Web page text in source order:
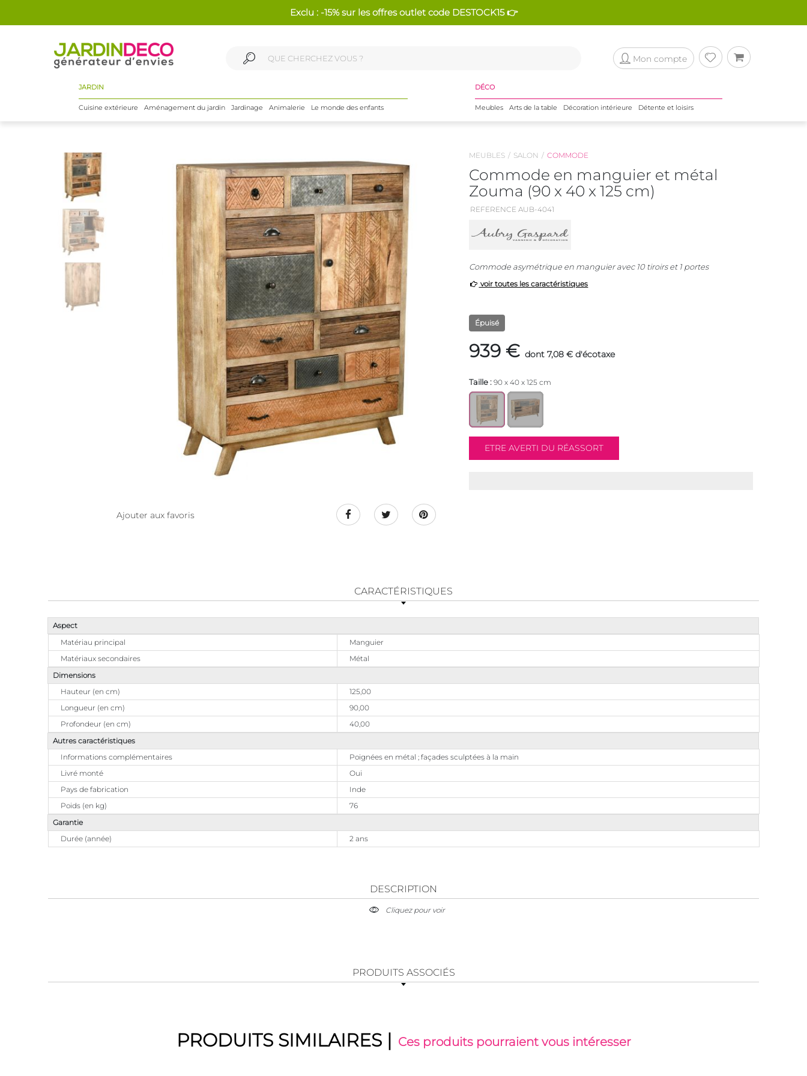
Exclu : -15% sur les offres outlet code DESTOCK15 👉
Mon compte
JARDIN
Cuisine extérieure Aménagement du jardin Jardinage Animalerie Le monde des enfants
DÉCO
Meubles Arts de la table Décoration intérieure Détente et loisirs
Ajouter aux favoris
MEUBLES SALON COMMODE
Commode en manguier et métal
Zouma (90 x 40 x 125 cm)
REFERENCE AUB-4041
Commode asymétrique en manguier avec 10 tiroirs et 1 portes
voir toutes les caractéristiques
Épuisé
939 € dont 7,08 € d'écotaxe
Taille : 90 x 40 x 125 cm
CARACTÉRISTIQUES
Aspect
Matériau principal
Manguier
Matériaux secondaires
Métal
Dimensions
Hauteur (en cm)
125,00
Longueur (en cm)
90,00
Profondeur (en cm)
40,00
Autres caractéristiques
Informations complémentaires
Poignées en métal ; façades sculptées à la main
Livré monté
Oui
Pays de fabrication
Inde
Poids (en kg)
76
Garantie
Durée (année)
2 ans
DESCRIPTION
Cliquez pour voir
PRODUITS ASSOCIÉS
PRODUITS SIMILAIRES | Ces produits pourraient vous intéresser